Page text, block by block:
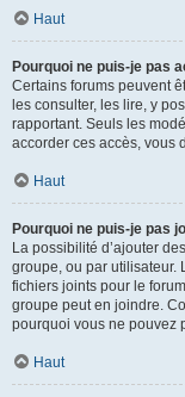
Haut
Pourquoi ne puis-je pas
Certains forums peuvent
les consulter, les lire, y
rapportant. Seuls les
accorder ces accès, vous
Haut
Pourquoi ne puis-je pas
La possibilité d’ajouter
groupe, ou par utilisateur.
fichiers joints pour le
groupe peut en joindre.
pourquoi vous ne pouvez
Haut